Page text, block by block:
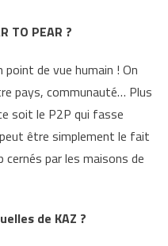
TO PEAR ?
point de vue humain ! On
pays, communauté… Plus
soit le P2P qui fasse
être simplement le fait
par les maisons de
de KAZ ?